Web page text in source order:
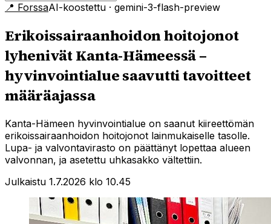
📍 ForssaAI-koostettu · gemini-3-flash-preview
Erikoissairaanhoidon hoitojonot
lyhenivät Kanta-Hämeessä –
hyvinvointialue saavutti tavoitteet
määräajassa
Kanta-Hämeen hyvinvointialue on saanut kiireettömän
erikoissairaanhoidon hoitojonot lainmukaiselle tasolle.
Lupa- ja valvontavirasto on päättänyt lopettaa alueen
valvonnan, ja asetettu uhkasakko vältettiin.
Julkaistu 1.7.2026 klo 10.45